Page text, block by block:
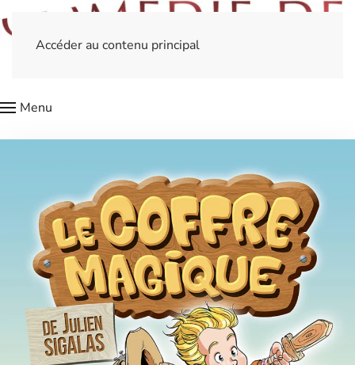
Accéder au contenu principal
Menu